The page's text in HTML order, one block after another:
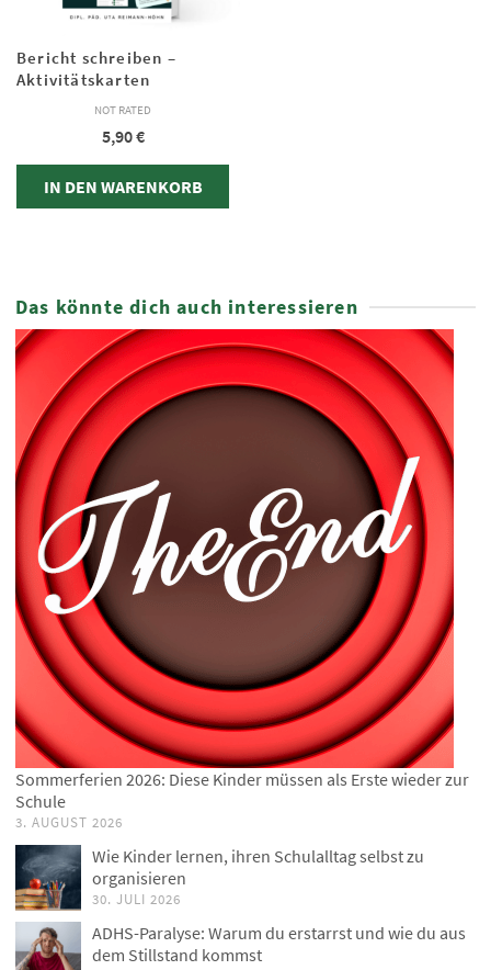
Bericht schreiben –
Aktivitätskarten
NOT RATED
5,90€
IN DEN WARENKORB
Das könnte dich auch interessieren
Sommerferien 2026: Diese Kinder müssen als Erste wieder zur
Schule
3. AUGUST 2026
Wie Kinder lernen, ihren Schulalltag selbst zu
organisieren
30. JULI 2026
ADHS-Paralyse: Warum du erstarrst und wie du aus
dem Stillstand kommst